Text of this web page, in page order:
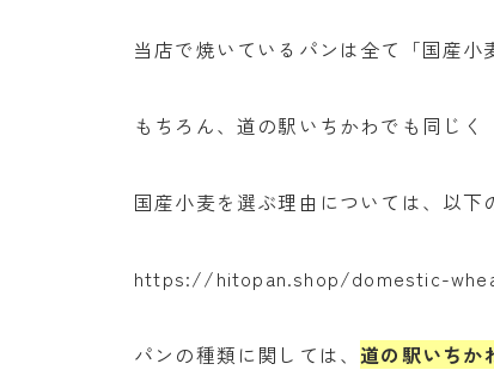
当店で焼いているパンは全て「国産小
もちろん、道の駅いちかわでも同じく
国産小麦を選ぶ理由については、以下
https://hitopan.shop/domestic-
パンの種類に関しては、 道の駅いちか